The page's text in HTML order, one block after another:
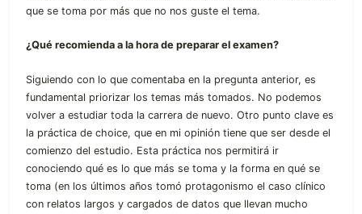
que se toma por más que no nos guste el tema.
¿Qué recomienda a la hora de preparar el examen?
Siguiendo con lo que comentaba en la pregunta anterior, es
fundamental priorizar los temas más tomados. No podemos
volver a estudiar toda la carrera de nuevo. Otro punto clave es
la práctica de choice, que en mi opinión tiene que ser desde el
comienzo del estudio. Esta práctica nos permitirá ir
conociendo qué es lo que más se toma y la forma en qué se
toma (en los últimos años tomó protagonismo el caso clínico
con relatos largos y cargados de datos que llevan mucho